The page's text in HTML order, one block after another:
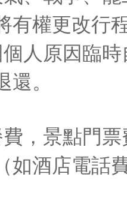
有權更改行
個人原因臨
還。
，景點門
如酒店電話